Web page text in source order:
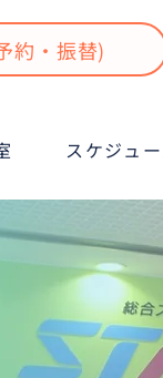
スケジュ
約・振替)